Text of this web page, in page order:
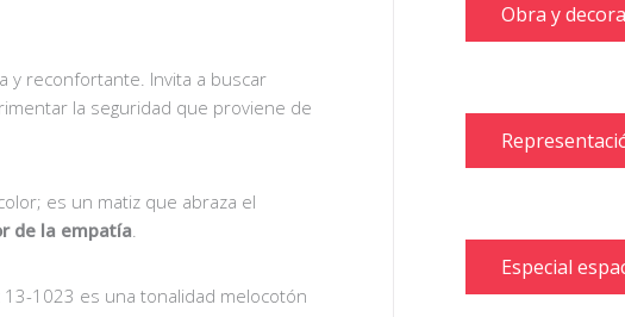
y reconfortante. Invita a buscar
la seguridad que proviene de
es un matiz que abraza el
de la empatía
13-1023 es una tonalidad melocotón
Obra y
Especial